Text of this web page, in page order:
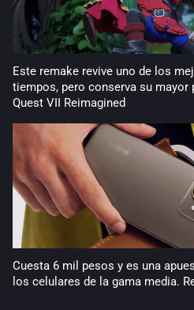
Este remake revive uno de los
tiempos, pero conserva su mayor
Quest VII Reimagined
Cuesta 6 mil pesos y es una
los celulares de la gama media.